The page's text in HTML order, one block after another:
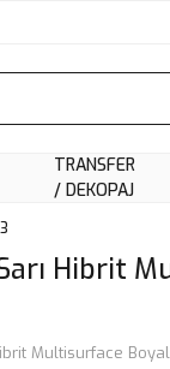
TRANSFER
/ DEKOPAJ
Hibrit
Multisurface